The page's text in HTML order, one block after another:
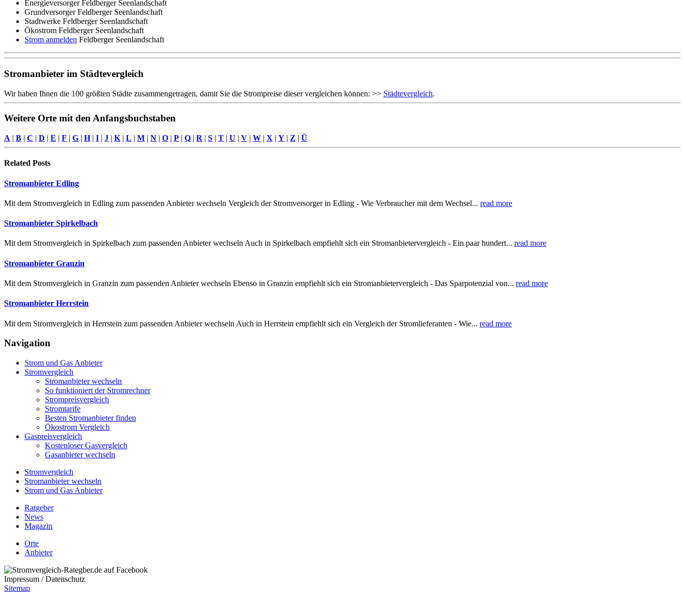
Energieversorger Feldberger Seenlandschaft
Grundversorger Feldberger Seenlandschaft
Stadtwerke Feldberger Seenlandschaft
Ökostrom Feldberger Seenlandschaft
Strom anmelden Feldberger Seenlandschaft
Stromanbieter im Städtevergleich
Wir haben Ihnen die 100 größten Städte zusammengetragen, damit Sie die Strompreise dieser vergleichen können: >> Städtevergleich.
Weitere Orte mit den Anfangsbuchstaben
A | B | C | D | E | F | G | H| I | J | K | L | M | N | O | P | Q | R | S | T | U | V | W | X | Y | Z | Ü
Related Posts
Stromanbieter Edling
Mit dem Stromvergleich in Edling zum passenden Anbieter wechseln Vergleich der Stromversorger in Edling - Wie Verbraucher mit dem Wechsel... read more
Stromanbieter Spirkelbach
Mit dem Stromvergleich in Spirkelbach zum passenden Anbieter wechseln Auch in Spirkelbach empfiehlt sich ein Stromanbietervergleich - Ein paar hundert... read more
Stromanbieter Granzin
Mit dem Stromvergleich in Granzin zum passenden Anbieter wechseln Ebenso in Granzin empfiehlt sich ein Stromanbietervergleich - Das Sparpotenzial von... read more
Stromanbieter Herrstein
Mit dem Stromvergleich in Herrstein zum passenden Anbieter wechseln Auch in Herrstein empfiehlt sich ein Vergleich der Stromlieferanten - Wie... read more
Navigation
Strom und Gas Anbieter
Stromvergleich
Stromanbieter wechseln
So funktioniert der Stromrechner
Strompreisvergleich
Stromtarife
Besten Stromanbieter finden
Ökostrom Vergleich
Gaspreisvergleich
Kostenloser Gasvergleich
Gasanbieter wechseln
Stromvergleich
Stromanbieter wechseln
Strom und Gas Anbieter
Ratgeber
News
Magazin
Orte
Anbieter
Impressum / Datenschutz
Sitemap